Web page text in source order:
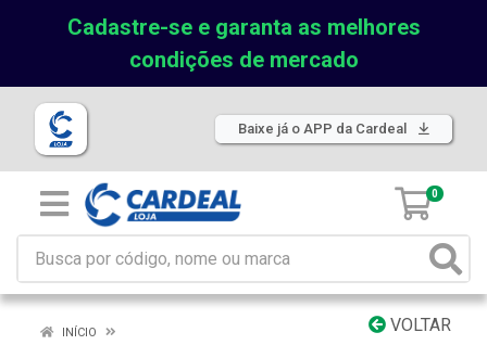
Cadastre-se e garanta as melhores
condições de mercado
Baixe já o APP da Cardeal
0
VOLTAR
INÍCIO